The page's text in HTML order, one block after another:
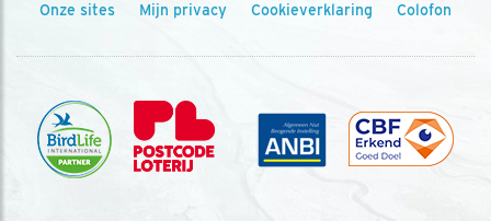
Onze sites Mijn privacy Cookieverklaring Colofon